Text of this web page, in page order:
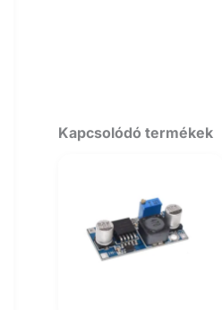
Kapcsolódó termékek